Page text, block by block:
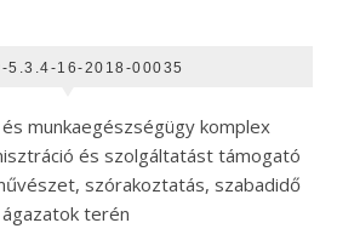
5.3.4-16-2018-00035
munkaegészségügy komplex
és szolgáltatást támogató
szórakoztatás, szabadidő
ágazatok terén